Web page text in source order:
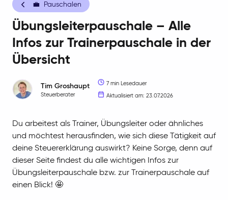
💼 Pauschalen
Übungsleiterpauschale – Alle
Infos zur Trainerpauschale in der
Übersicht
Tim Groshaupt
Steuerberater
7 min Lesedauer
Aktualisiert am: 23.07.2026
Du arbeitest als Trainer, Übungsleiter oder ähnliches
und möchtest herausfinden, wie sich diese Tätigkeit auf
deine Steuererklärung auswirkt? Keine Sorge, denn auf
dieser Seite findest du alle wichtigen Infos zur
Übungsleiterpauschale bzw. zur Trainerpauschale auf
einen Blick! 🤩